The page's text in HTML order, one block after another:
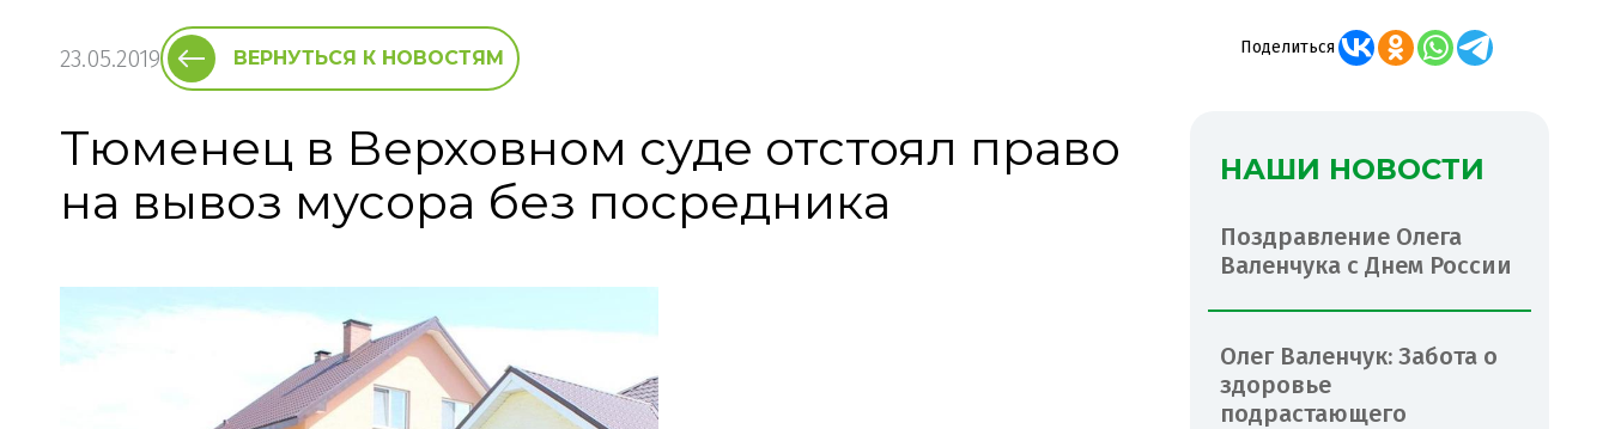
23.05.2019 ВЕРНУТЬСЯ К НОВОСТЯМ
Тюменец в Верховном суде отстоял право
на вывоз мусора без посредника
Поделиться
НАШИ НОВОСТИ
Поздравление Олега
Валенчука с Днем России
Олег Валенчук: Забота о
здоровье
подрастающего